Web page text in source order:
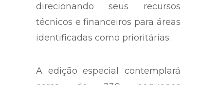
direcionando seus recursos
técnicos e financeiros para áreas
identificadas como prioritárias.
A edição especial contemplará